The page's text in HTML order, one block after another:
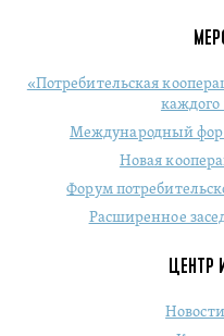
«Потребительская
каждого
Международный
Новая
Форум
Расширенное
ЦЕНТР